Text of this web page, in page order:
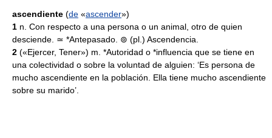
ascendiente (de «ascender»)
1 n. Con respecto a una persona o un animal, otro de quien
desciende. ≃ *Antepasado. ⊚ (pl.) Ascendencia.
2 («Ejercer, Tener») m. *Autoridad o *influencia que se tiene en
una colectividad o sobre la voluntad de alguien: ‘Es persona de
mucho ascendiente en la población. Ella tiene mucho ascendiente
sobre su marido’.